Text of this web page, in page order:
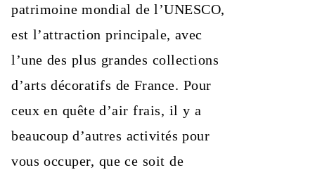
patrimoine mondial de l’UNESCO,
est l’attraction principale, avec
l’une des plus grandes collections
d’arts décoratifs de France. Pour
ceux en quête d’air frais, il y a
beaucoup d’autres activités pour
vous occuper, que ce soit de